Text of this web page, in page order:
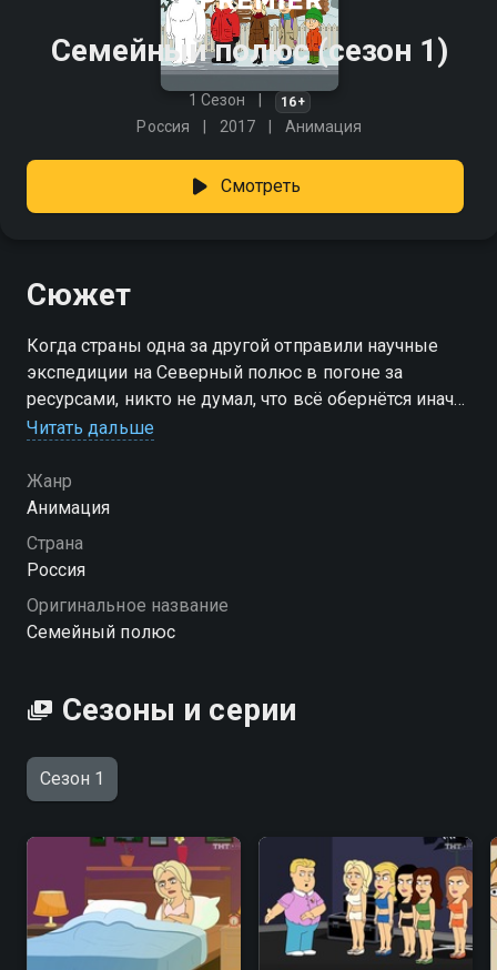
Семейный полюс (сезон 1)
1 Сезон 16+
Россия 2017 Анимация
Смотреть
Сюжет
Когда страны одна за другой отправили научные
экспедиции на Северный полюс в погоне за
ресурсами, никто не думал, что всё обернётся иначе.
Учёные, устав от одиночества и холода, решили
Южный. Теперь это уникальное место, где
сосуществуют самые разные люди со всех концов
света. Именно сюда приезжают Беловы — и
впереди их ждёт не только новая жизнь, но и целая
— смотрите онлайн в хорошем качестве.
хорошем HD качестве на Смотрёшке
Читать дальше
Жанр
Анимация
Страна
Россия
Оригинальное название
Семейный полюс
Сезоны и серии
Сезон 1